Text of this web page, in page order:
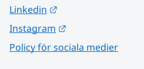
Linkedin
Instagram
Policy för sociala medier